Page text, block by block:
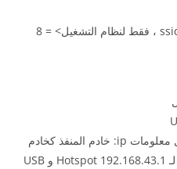
امنح الإذن لـ HTTP Custom لقراءة ssid ، فقط لنظام التشغيل> = 8
◾️ تحقق من السجل ، فسيعرض اتصال معلومات ip: خادم المنفذ كخادم
وكيل ، إذا لم يظهر الوكيل الافتراضي لـ Hotspot 192.168.43.1 و USB